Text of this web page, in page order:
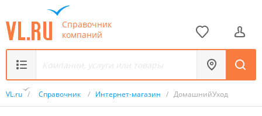
Справочник
компаний
VL.ru / Справочник / Интернет-магазин / ДомашнийУход